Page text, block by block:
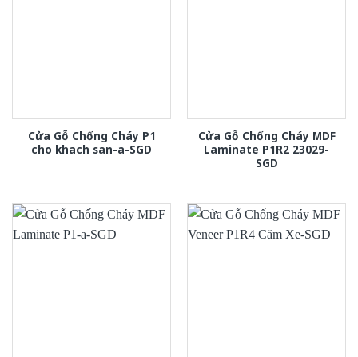
Cửa Gỗ Chống Cháy P1
cho khach san-a-SGD
Cửa Gỗ Chống Cháy MDF
Laminate P1R2 23029-
SGD